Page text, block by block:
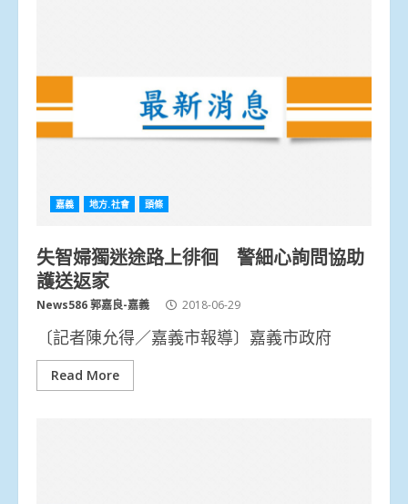
嘉義 地方.社會 頭條
失智婦獨迷途路上徘徊 警細心詢問協助
護送返家
News586 郭嘉良-嘉義 2018-06-29
〔記者陳允得／嘉義市報導〕嘉義市政府
Read More